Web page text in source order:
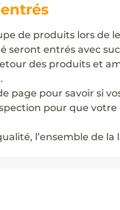
de produits lors de
seront entrés avec
des produits et
page pour savoir si
pour que
l’ensemble de la